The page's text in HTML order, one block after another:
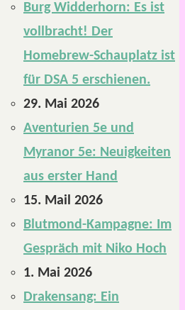
Burg Widderhorn: Es ist
vollbracht! Der
Homebrew-Schauplatz ist
für DSA 5 erschienen.
29. Mai 2026
Aventurien 5e und
Myranor 5e: Neuigkeiten
aus erster Hand
15. Mail 2026
Blutmond-Kampagne: Im
Gespräch mit Niko Hoch
1. Mai 2026
Drakensang: Ein